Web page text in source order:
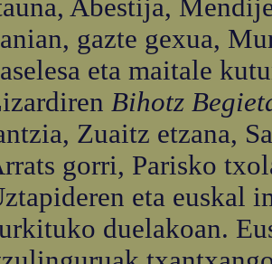
Abestija,
gazte gexua,
eta maitale
Bihotz
Zuaitz etzana,
gorri, Parisko
eta euskal
duelakoan.